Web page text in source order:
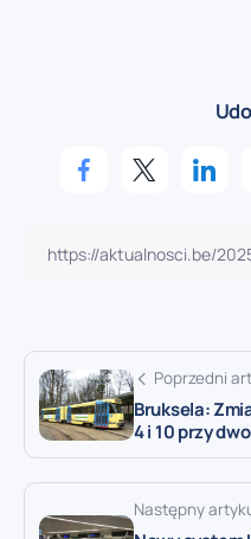
Poprzedni
Bruksela:
4 i 10 przy
Następny